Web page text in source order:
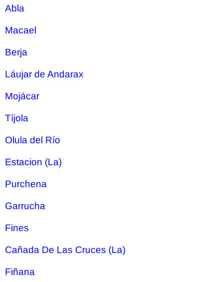
Abla
Macael
Berja
Láujar de Andarax
Mojácar
Tíjola
Olula del Río
Estacion (La)
Purchena
Garrucha
Fines
Cañada De Las Cruces (La)
Fiñana